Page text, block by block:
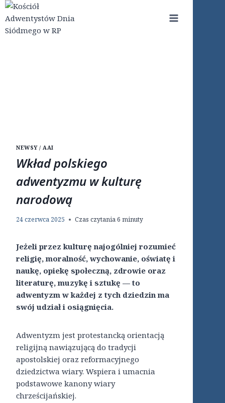
Przejdź
do
treści
NEWSY / AAI
Wkład polskiego
adwentyzmu w kulturę
narodową
24 czerwca 2025 Czas czytania6 minuty
Jeżeli przez kulturę najogólniej rozumieć
religię, moralność, wychowanie, oświatę i
naukę, opiekę społeczną, zdrowie oraz
literaturę, muzykę i sztukę — to
adwentyzm w każdej z tych dziedzin ma
swój udział i osiągnięcia.
Adwentyzm jest protestancką orientacją
religijną nawiązującą do tradycji
apostolskiej oraz reformacyjnego
dziedzictwa wiary. Wspiera i umacnia
podstawowe kanony wiary
chrześcijańskiej.